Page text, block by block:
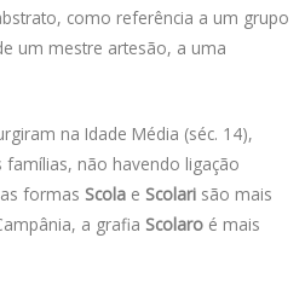
como referência a um grupo
um mestre artesão, a uma
na Idade Média (séc. 14),
não havendo ligação
formas Scola e Scolari são mais
a grafia Scolaro é mais